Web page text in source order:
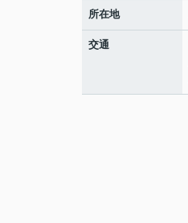
所在地
交通